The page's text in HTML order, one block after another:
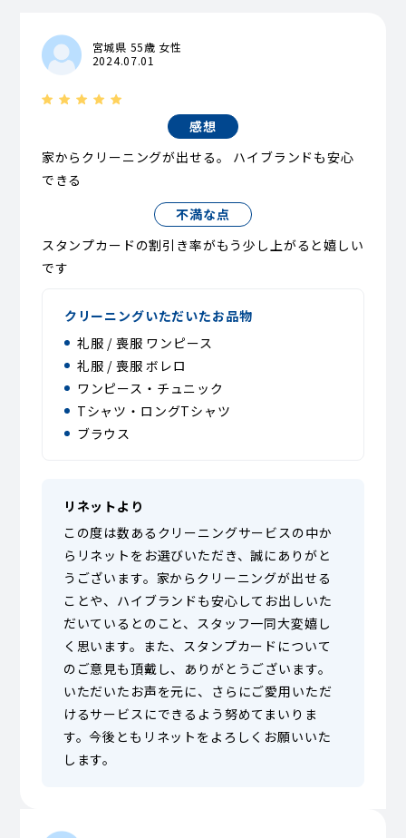
宮城県 55歳 女性
2024.07.01
感想
家からクリーニングが出せる。 ハイブランドも安心
できる
不満な点
スタンプカードの割引き率がもう少し上がると嬉しい
です
クリーニングいただいたお品物
礼服 / 喪服 ワンピース
礼服 / 喪服 ボレロ
ワンピース・チュニック
Tシャツ・ロングTシャツ
ブラウス
リネットより
この度は数あるクリーニングサービスの中か
らリネットをお選びいただき、誠にありがと
うございます。家からクリーニングが出せる
ことや、ハイブランドも安心してお出しいた
だいているとのこと、スタッフ一同大変嬉し
く思います。また、スタンプカードについて
のご意見も頂戴し、ありがとうございます。
いただいたお声を元に、さらにご愛用いただ
けるサービスにできるよう努めてまいりま
す。今後ともリネットをよろしくお願いいた
します。